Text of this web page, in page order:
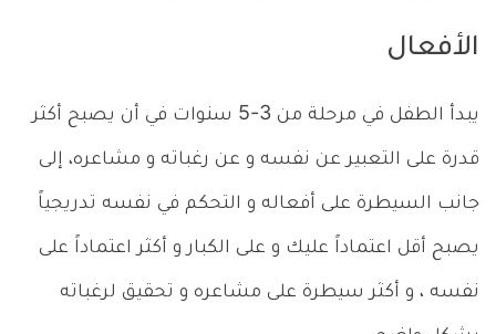
الأفعال
يبدأ الطفل في مرحلة من 3-5 سنوات في أن يصبح أكثر
قدرة على التعبير عن نفسه و عن رغباته و مشاعره، إلى
جانب السيطرة على أفعاله و التحكم في نفسه تدريجياً
يصبح أقل اعتماداً عليك و على الكبار و أكثر اعتماداً على
نفسه ، و أكثر سيطرة على مشاعره و تحقيق لرغباته